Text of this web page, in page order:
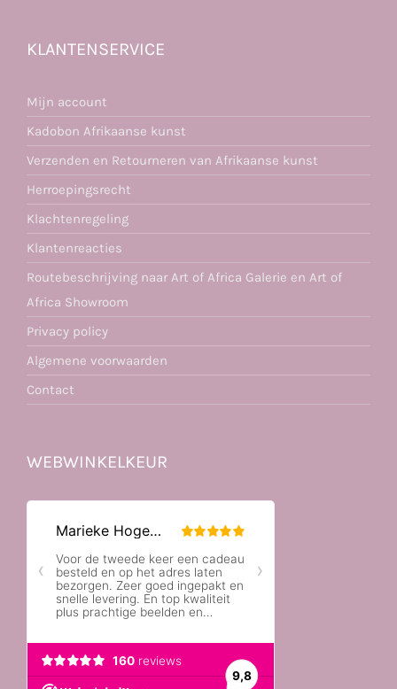
KLANTENSERVICE
Mijn account
Kadobon Afrikaanse kunst
Verzenden en Retourneren van Afrikaanse kunst
Herroepingsrecht
Klachtenregeling
Klantenreacties
Routebeschrijving naar Art of Africa Galerie en Art of
Africa Showroom
Privacy policy
Algemene voorwaarden
Contact
WEBWINKELKEUR